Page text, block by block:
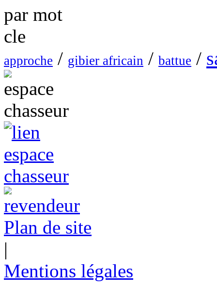
approche / gibier africain / battue /
Plan de site
|
Mentions légales